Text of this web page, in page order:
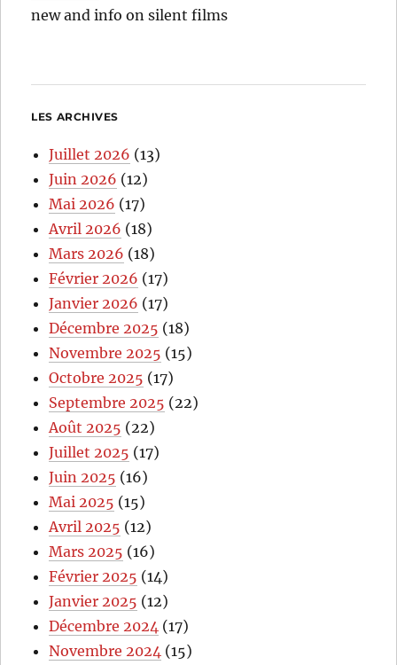
new and info on silent films
LES ARCHIVES
Juillet 2026 (13)
Juin 2026 (12)
Mai 2026 (17)
Avril 2026 (18)
Mars 2026 (18)
Février 2026 (17)
Janvier 2026 (17)
Décembre 2025 (18)
Novembre 2025 (15)
Octobre 2025 (17)
Septembre 2025 (22)
Août 2025 (22)
Juillet 2025 (17)
Juin 2025 (16)
Mai 2025 (15)
Avril 2025 (12)
Mars 2025 (16)
Février 2025 (14)
Janvier 2025 (12)
Décembre 2024 (17)
Novembre 2024 (15)